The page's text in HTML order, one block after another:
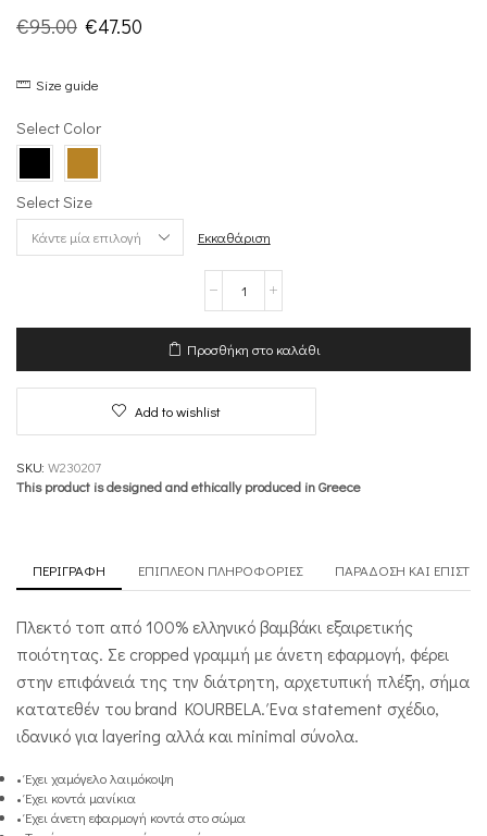
€95.00 Original
was:
€95.00.
€47.50
Size guide
Select Color
Select Size
Εκκαθάριση
-
Metric
ποσότητα
Προσθήκη στο καλάθι
Add to wishlist
SKU: W230207
This product is designed and ethically produced in Greece
ΠΕΡΙΓΡΑΦΉ ΕΠΙΠΛΈΟΝ ΠΛΗΡΟΦΟΡΊΕΣ ΠΑΡΆΔΟΣΗ ΚΑΙ
Πλεκτό τοπ από 100% ελληνικό βαμβάκι εξαιρετικής
ποιότητας. Σε cropped γραμμή με άνετη εφαρμογή, φέρει
στην επιφάνειά της την διάτρητη, αρχετυπική πλέξη, σήμα
κατατεθέν του brand KOURBELA. Ένα statement σχέδιο,
ιδανικό για layering αλλά και minimal σύνολα.
• Έχει χαμόγελο λαιμόκοψη
• Έχει κοντά μανίκια
• Έχει άνετη εφαρμογή κοντά στο σώμα